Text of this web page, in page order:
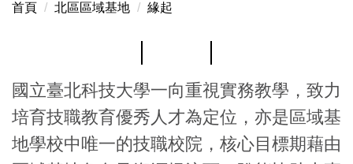
首頁 北區區域基地 緣起
國立臺北科技大學一向重視實務教學，致力
培育技職教育優秀人才為定位，亦是區域基
地學校中唯一的技職校院，核心目標期藉由